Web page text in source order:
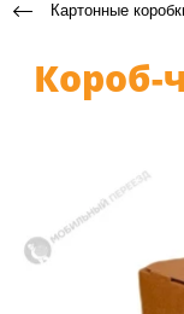
Картонные